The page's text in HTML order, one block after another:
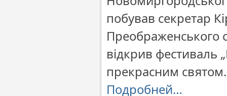
побував секретар
Преображенського
відкрив фестиваль
прекрасним святом.
Подробней…